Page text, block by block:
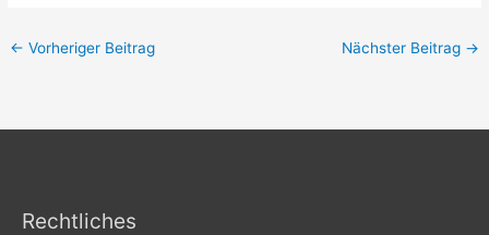
← Vorheriger Beitrag Nächster Beitrag →
Rechtliches